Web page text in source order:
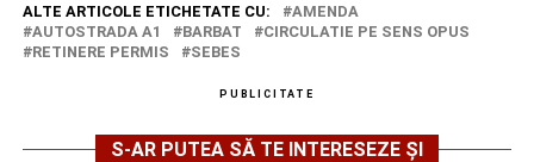
ALTE ARTICOLE ETICHETATE CU:
AMENDA
AUTOSTRADA A1
BARBAT
CIRCULATIE PE SENS OPUS
RETINERE PERMIS
SEBES
PUBLICITATE
S-AR PUTEA SĂ TE INTERESEZE ȘI